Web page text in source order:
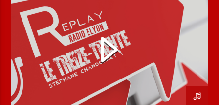
STÉPHANE CHANDONNET